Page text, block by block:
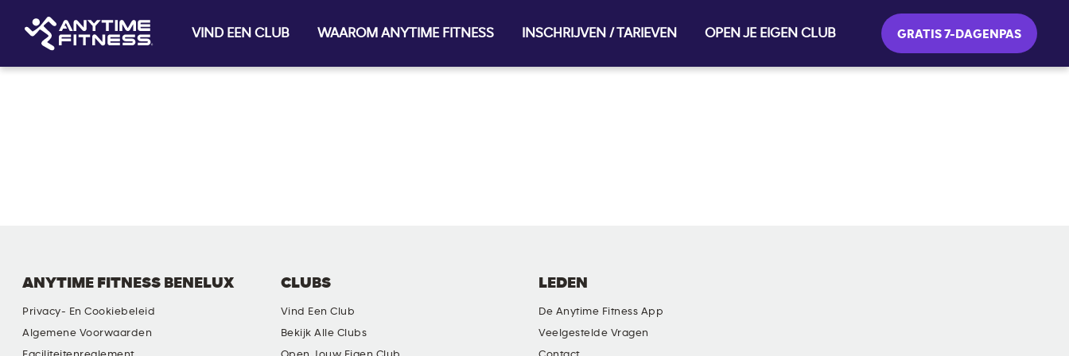
VIND EEN CLUB WAAROM ANYTIME FITNESS INSCHRIJVEN / TARIEVEN OPEN JE EIGEN CLUB GRATIS 7-DAGENPAS
ANYTIME FITNESS BENELUX
Privacy- En Cookiebeleid
Algemene Voorwaarden
CLUBS
Vind Een Club
Bekijk Alle Clubs
LEDEN
De Anytime Fitness App
Veelgestelde Vragen